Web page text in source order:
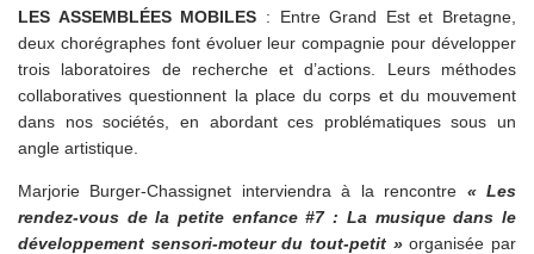
LES ASSEMBLÉES MOBILES : Entre Grand Est et Bretagne,
deux chorégraphes font évoluer leur compagnie pour développer
trois laboratoires de recherche et d’actions. Leurs méthodes
collaboratives questionnent la place du corps et du mouvement
dans nos sociétés, en abordant ces problématiques sous un
angle artistique.
Marjorie Burger-Chassignet interviendra à la rencontre « Les
rendez-vous de la petite enfance #7 : La musique dans le
développement sensori-moteur du tout-petit »organisée par